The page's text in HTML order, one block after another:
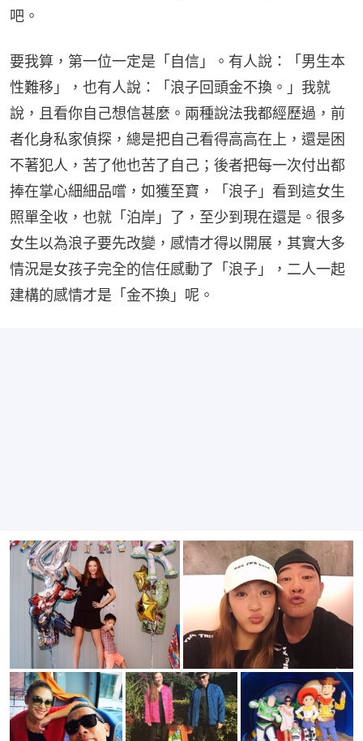
吧。
要我算，第一位一定是「自信」。有人說：「男生本
性難移」，也有人說：「浪子回頭金不換。」我就
說，且看你自己想信甚麼。兩種說法我都經歷過，前
者化身私家偵探，總是把自己看得高高在上，還是困
不著犯人，苦了他也苦了自己；後者把每一次付出都
捧在掌心細細品嚐，如獲至寶，「浪子」看到這女生
照單全收，也就「泊岸」了，至少到現在還是。很多
女生以為浪子要先改變，感情才得以開展，其實大多
情況是女孩子完全的信任感動了「浪子」，二人一起
建構的感情才是「金不換」呢。